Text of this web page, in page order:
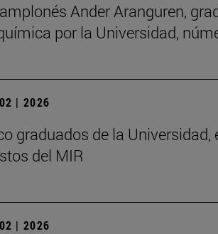
Ander Aranguren,
por la Universidad,
| 2026
graduados de la
del MIR
| 2026